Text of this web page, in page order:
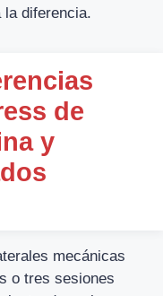
la diferencia.
de
y
mecánicas
o tres sesiones